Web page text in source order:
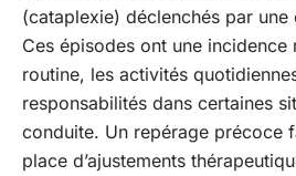
(cataplexie) déclenchés par une
Ces épisodes ont une incidence
routine, les activités
responsabilités dans certaines
conduite. Un repérage précoce
place d’ajustements